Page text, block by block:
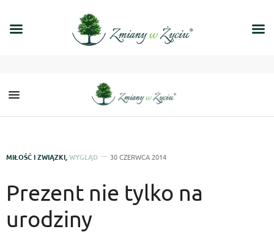
MIŁOŚĆ I ZWIĄZKI WYGLĄD 30 CZERWCA 2014
Prezent nie tylko na
urodziny